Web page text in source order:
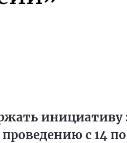
инициативу
с 14